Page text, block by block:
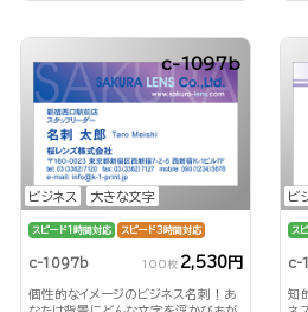
ビジネス 大きな文字
c-1097b
スピード1時間対応 スピード3時間対応
c-1097b 100枚 2,530円
個性的なイメージのビジネス名刺！あ
ビ
ス
c-
知